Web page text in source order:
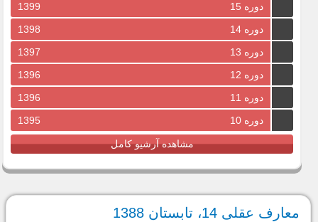
دوره 15
1399
دوره 14
1398
دوره 13
1397
دوره 12
1396
دوره 11
1396
دوره 10
1395
مشاهده آرشیو کامل
معارف عقلی 14، تابستان 1388